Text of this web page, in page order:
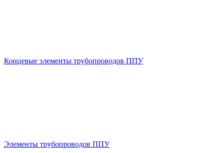
Концевые элементы трубопроводов ППУ
Элементы трубопроводов ППУ